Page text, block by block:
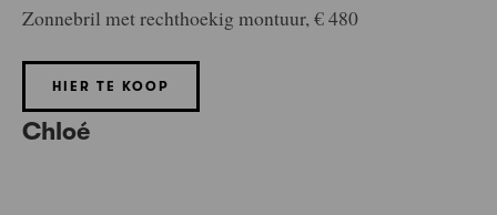
Zonnebril met rechthoekig montuur, € 480
HIER TE KOOP
Chloé